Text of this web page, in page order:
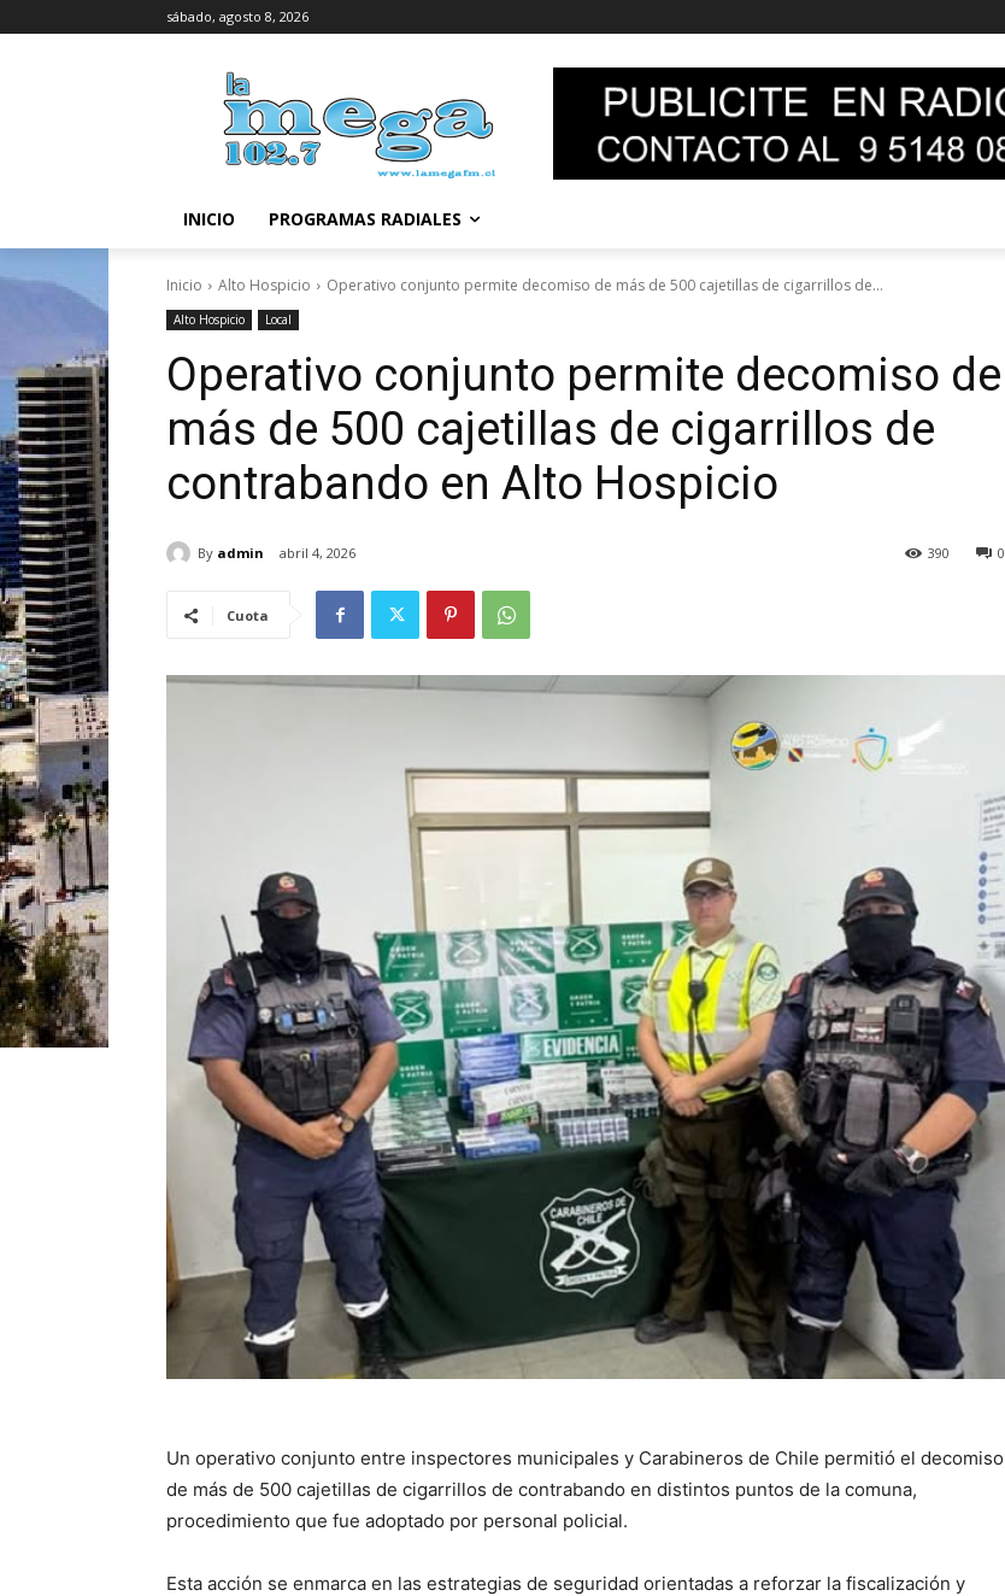
sábado, agosto 8, 2026
INICIO PROGRAMAS RADIALES
Inicio Alto Hospicio Operativo conjunto permite decomiso de más de 500 cajetillas de cigarrillos de...
Alto Hospicio Local
Operativo conjunto permite decomiso de
más de 500 cajetillas de cigarrillos de
contrabando en Alto Hospicio
By admin abril 4, 2026 0
390
Cuota
Un operativo conjunto entre inspectores municipales y Carabineros de Chile permitió el decomiso
de más de 500 cajetillas de cigarrillos de contrabando en distintos puntos de la comuna,
procedimiento que fue adoptado por personal policial.
Esta acción se enmarca en las estrategias de seguridad orientadas a reforzar la fiscalización y